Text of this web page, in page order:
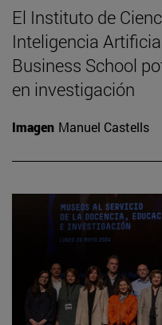
El Instituto de
Inteligencia
Business School
en investigación
Imagen Manuel Castells